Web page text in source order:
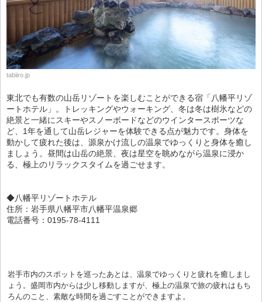
tabiiro.jp
東北でも有数の山岳リゾートを楽しむことができる宿「八幡平リゾ
ートホテル」。トレッキングやウォーキング、冬は冬は樹氷などの
絶景と一緒にスキーやスノーボードなどのウインタースポーツな
ど、1年を通して山岳レジャーを体験できる点が魅力です。身体を
動かして疲れた後は、源泉かけ流しの温泉でゆっくりと身体を癒し
ましょう。昼間は山岳の絶景、夜は星空を眺めながら温泉に浸か
る、極上のリラックスタイムを過ごせます。
◆八幡平リゾートホテル
住所：岩手県八幡平市八幡平温泉郷
電話番号：0195-78-4111
岩手市内のスポットを巡ったあとは、温泉でゆっくりと疲れを癒しまし
ょう。盛岡市内からは少し移動しますが、極上の温泉で旅の疲れはもち
ろんのこと、素敵な時間を過ごすことができますよ。